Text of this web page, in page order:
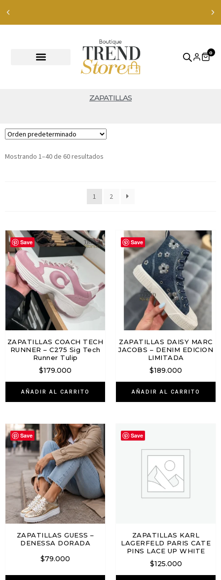
ver productos
0
ZAPATILLAS
Mostrando 1–40 de 60 resultados
1 2
Save
ZAPATILLAS COACH TECH
RUNNER – C275 Sig Tech
Runner Tulip
$179.000
AÑADIR AL CARRITO
Save
ZAPATILLAS DAISY MARC
JACOBS – DENIM EDICION
LIMITADA
$189.000
AÑADIR AL CARRITO
Save
ZAPATILLAS GUESS –
DENESSA DORADA
$79.000
Save
ZAPATILLAS KARL
LAGERFELD PARIS CATE
PINS LACE UP WHITE
$125.000